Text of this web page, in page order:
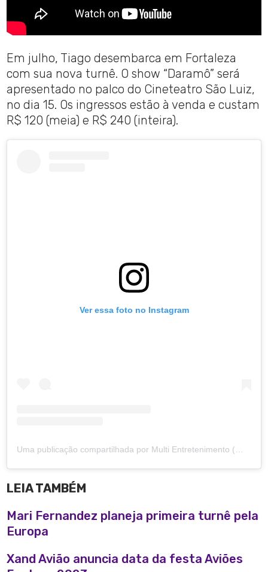
Em julho, Tiago desembarca em Fortaleza
com sua nova turnê. O show “Daramô” será
apresentado no palco do Cineteatro São Luiz,
no dia 15. Os ingressos estão à venda e custam
R$ 120 (meia) e R$ 240 (inteira).
Ver essa foto no Instagram
LEIA TAMBÉM
Mari Fernandez planeja primeira turnê pela
Europa
Xand Avião anuncia data da festa Aviões